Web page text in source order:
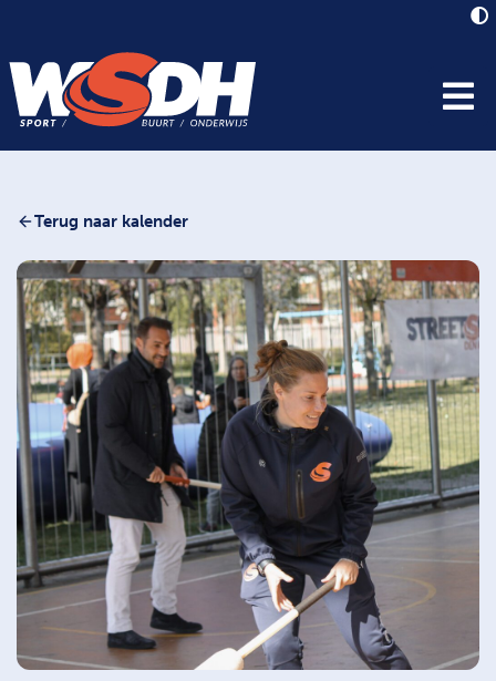
Terug naar kalender